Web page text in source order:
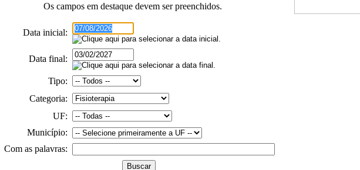
Os campos em destaquedevem ser preenchidos.
Data inicial:
Data final:
Tipo:
Categoria:
UF:
Município:
Com as palavras: